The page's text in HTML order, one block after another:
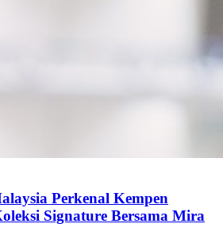
Perkenal Kempen
Signature Bersama Mira